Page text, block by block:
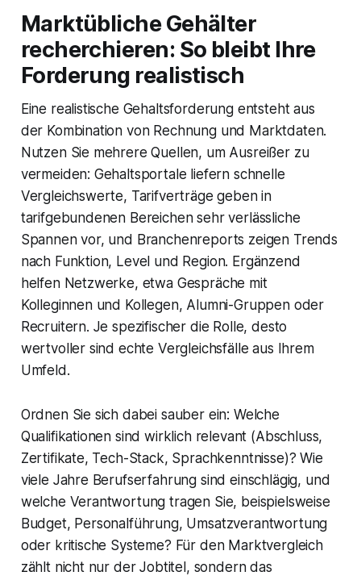
Marktübliche Gehälter
recherchieren: So bleibt Ihre
Forderung realistisch
Eine realistische Gehaltsforderung entsteht aus
der Kombination von Rechnung und Marktdaten.
Nutzen Sie mehrere Quellen, um Ausreißer zu
vermeiden: Gehaltsportale liefern schnelle
Vergleichswerte, Tarifverträge geben in
tarifgebundenen Bereichen sehr verlässliche
Spannen vor, und Branchenreports zeigen Trends
nach Funktion, Level und Region. Ergänzend
helfen Netzwerke, etwa Gespräche mit
Kolleginnen und Kollegen, Alumni-Gruppen oder
Recruitern. Je spezifischer die Rolle, desto
wertvoller sind echte Vergleichsfälle aus Ihrem
Umfeld.
Ordnen Sie sich dabei sauber ein: Welche
Qualifikationen sind wirklich relevant (Abschluss,
Zertifikate, Tech-Stack, Sprachkenntnisse)? Wie
viele Jahre Berufserfahrung sind einschlägig, und
welche Verantwortung tragen Sie, beispielsweise
Budget, Personalführung, Umsatzverantwortung
oder kritische Systeme? Für den Marktvergleich
zählt nicht nur der Jobtitel, sondern das